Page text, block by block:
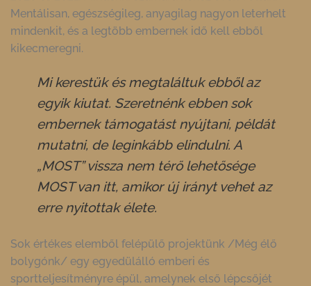
Mentálisan, egészségileg, anyagilag nagyon leterhelt
mindenkit, és a legtöbb embernek idő kell ebből
kikecmeregni.
Mi kerestük és megtaláltuk ebből az
egyik kiutat. Szeretnénk ebben sok
embernek támogatást nyújtani, példát
mutatni, de leginkább elindulni. A
„MOST” vissza nem térő lehetősége
MOST van itt, amikor új irányt vehet az
erre nyitottak élete.
Sok értékes elemből felépülő projektünk /Még élő
bolygónk/ egy egyedülálló emberi és
sportteljesítményre épül, amelynek első lépcsőjét